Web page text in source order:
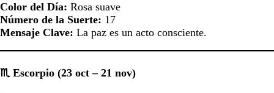
Color del Día: Rosa suave
Número de la Suerte: 17
Mensaje Clave: La paz es un acto consciente.
♏ Escorpio (23 oct – 21 nov)